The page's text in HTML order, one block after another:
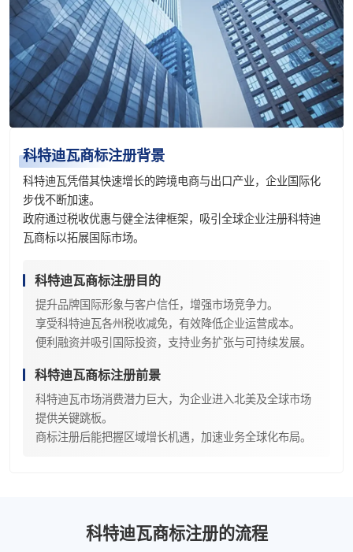
科特迪瓦商标注册背景
科特迪瓦凭借其快速增长的跨境电商与出口产业，企业国际化
步伐不断加速。
政府通过税收优惠与健全法律框架，吸引全球企业注册科特迪
瓦商标以拓展国际市场。
科特迪瓦商标注册目的
提升品牌国际形象与客户信任，增强市场竞争力。
享受科特迪瓦各州税收减免，有效降低企业运营成本。
便利融资并吸引国际投资，支持业务扩张与可持续发展。
科特迪瓦商标注册前景
科特迪瓦市场消费潜力巨大，为企业进入北美及全球市场
提供关键跳板。
商标注册后能把握区域增长机遇，加速业务全球化布局。
科特迪瓦商标注册的流程